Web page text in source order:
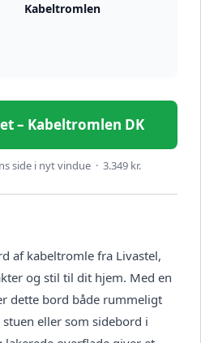
Kabeltromlen
– Kabeltromlen DK
side i nyt vindue · 3.349 kr.
af kabeltromle fra Livastel,
og stil til dit hjem. Med en
dette bord både rummeligt
eller som sidebord i